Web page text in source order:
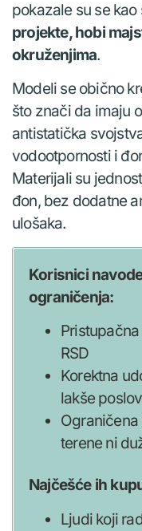
pokazale su se
projekte, hobi
okruženjima.
Modeli se obično
što znači da imaju
antistatička
vodootpornosti i
Materijali su
đon, bez dodatne
ulošaka.
Korisnici
ograničenja:
RSD
Korektna
lakše
terene ni
Najčešće ih
Ljudi koji